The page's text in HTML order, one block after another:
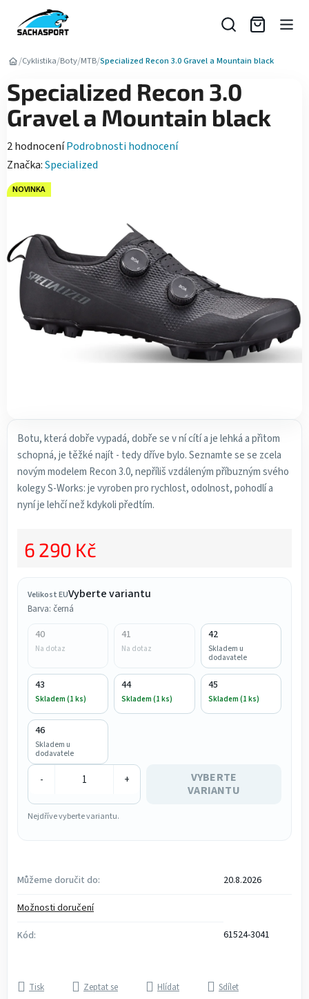
obsah
/Cyklistika/Boty/MTB/Specialized Recon 3.0 Gravel a Mountain black
Botu, která dobře vypadá, dobře se v ní cítí a je lehká a přitom
schopná, je těžké najít - tedy dříve bylo. Seznamte se se zcela
novým modelem Recon 3.0, nepříliš vzdáleným příbuzným svého
kolegy S-Works: je vyroben pro rychlost, odolnost, pohodlí a
nyní je lehčí než kdykoli předtím.
Velikost EUVyberte variantu
Barva: černá
40
Na dotaz
41
Na dotaz
42
Skladem u
dodavatele
43
Skladem (1 ks)
44
Skladem (1 ks)
45
Skladem (1 ks)
46
Skladem u
dodavatele
- +
VYBERTE
VARIANTU
Nejdříve vyberte variantu.
Můžeme doručit do:
20.8.2026
Možnosti doručení
Kód:
61524-3041
6 290 Kč
Tisk Zeptat se Hlídat Sdílet
Specialized Recon 3.0
Gravel a Mountain black
Průměrné
hodnocení
produktu
je
5
hvězdiček.
2 hodnoceníPodrobnosti hodnocení
Značka:Specialized
NOVINKA